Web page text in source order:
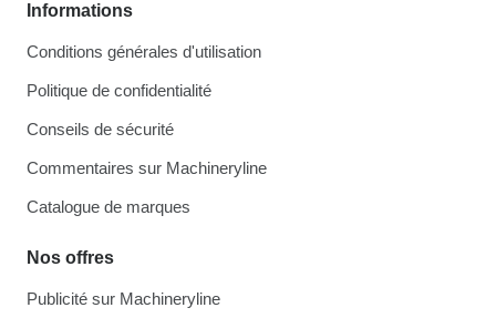
Informations
Conditions générales d'utilisation
Politique de confidentialité
Conseils de sécurité
Commentaires sur Machineryline
Catalogue de marques
Nos offres
Publicité sur Machineryline